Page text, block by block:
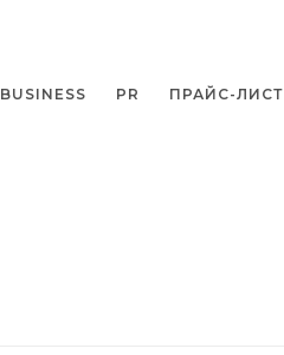
BUSINESS PR ПРАЙС-ЛИСТ